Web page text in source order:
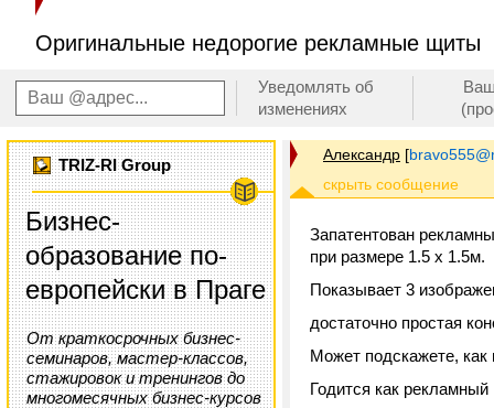
Оригинальные недорогие рекламные щиты
Уведомлять об
изменениях
TRIZ-RI Group
Бизнес-
образование по-
европейски в Праге
От краткосрочных бизнес-
семинаров, мастер-классов,
стажировок и тренингов до
многомесячных бизнес-курсов
Александр [
Запатентован
при размере 1.5 х 1.5м.
Показывает 3
достаточно простая
Может подскажете, как
Годится как рекламный